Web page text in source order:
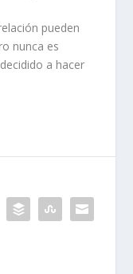
pueden
nunca es
a hacer